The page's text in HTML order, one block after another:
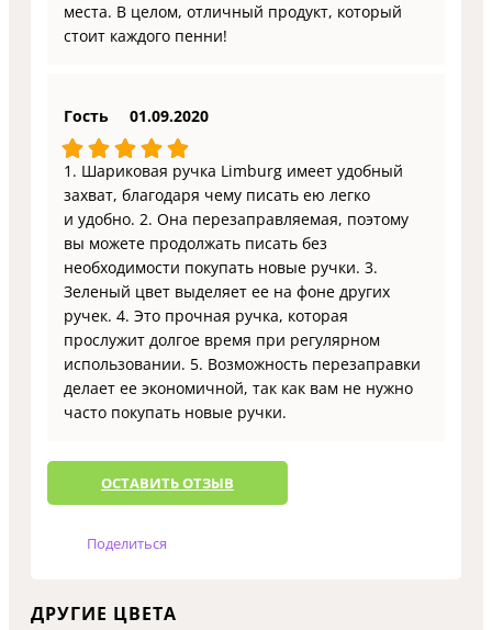
места. В целом, отличный продукт, который
стоит каждого пенни!
Гость 01.09.2020
1. Шариковая ручка Limburg имеет удобный
захват, благодаря чему писать ею легко
и удобно. 2. Она перезаправляемая, поэтому
вы можете продолжать писать без
необходимости покупать новые ручки. 3.
Зеленый цвет выделяет ее на фоне других
ручек. 4. Это прочная ручка, которая
прослужит долгое время при регулярном
использовании. 5. Возможность перезаправки
делает ее экономичной, так как вам не нужно
часто покупать новые ручки.
ОCТАВИТЬ ОТЗЫВ
Поделиться
ДРУГИЕ ЦВЕТА